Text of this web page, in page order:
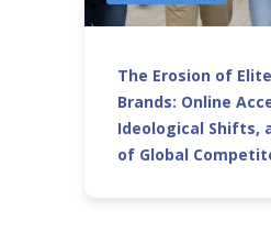
The Erosion of
Brands: Online
Ideological Shifts,
of Global